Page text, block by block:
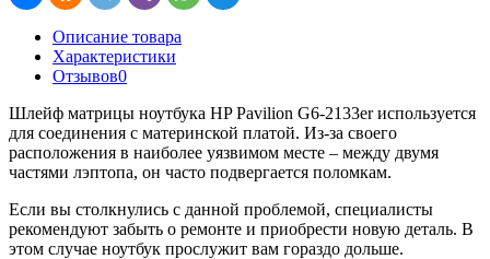
Описание товара
Характеристики
Отзывов0
Шлейф матрицы ноутбука HP Pavilion G6-2133er используется
для соединения с материнской платой. Из-за своего
расположения в наиболее уязвимом месте – между двумя
частями лэптопа, он часто подвергается поломкам.
Если вы столкнулись с данной проблемой, специалисты
рекомендуют забыть о ремонте и приобрести новую деталь. В
этом случае ноутбук прослужит вам гораздо дольше.